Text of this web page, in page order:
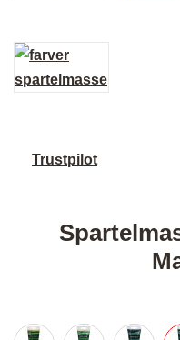
Trustpilot